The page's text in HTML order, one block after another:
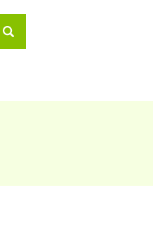
search